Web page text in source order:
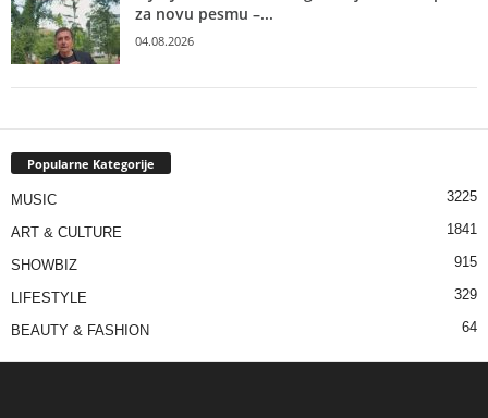
za novu pesmu –...
04.08.2026
Popularne Kategorije
MUSIC 3225
ART & CULTURE 1841
SHOWBIZ 915
LIFESTYLE 329
BEAUTY & FASHION 64